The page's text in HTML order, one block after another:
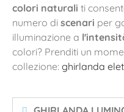
colori naturali ti
numero di scenari per
illuminazione a
colori? Prenditi un
collezione: ghirlanda